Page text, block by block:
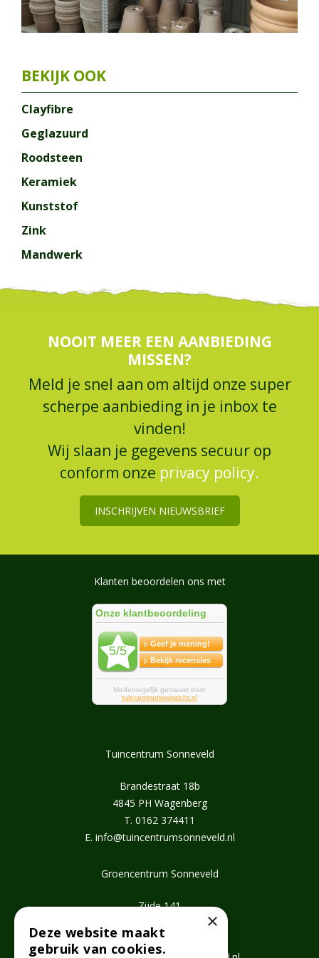
Clayfibre
Geglazuurd
Roodsteen
Keramiek
Kunststof
Zink
Mandwerk
NOOIT MEER EEN AANBIEDING
MISSEN?
Meld je snel aan om altijd onze super
scherpe aanbieding in je inbox te
vinden!
Wij slaan je gegevens secuur op
conform onze privacy policy.
INSCHRIJVEN NIEUWSBRIEF
Klanten beoordelen ons met
Tuincentrum Sonneveld
Brandestraat 18b
4845 PH Wagenberg
T. 0162 374411
E. info@tuincentrumsonneveld.nl
Groencentrum Sonneveld
Zijde 141
T.0172 462647
×
Deze website maakt
gebruik van cookies.